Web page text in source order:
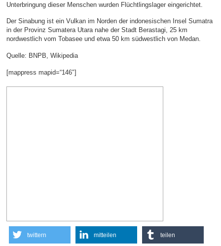
Unterbringung dieser Menschen wurden Flüchtlingslager eingerichtet.
Der Sinabung ist ein Vulkan im Norden der indonesischen Insel Sumatra
in der Provinz Sumatera Utara nahe der Stadt Berastagi, 25 km
nordwestlich vom Tobasee und etwa 50 km südwestlich von Medan.
Quelle: BNPB, Wikipedia
[mappress mapid=“146″]
twittern mitteilen teilen